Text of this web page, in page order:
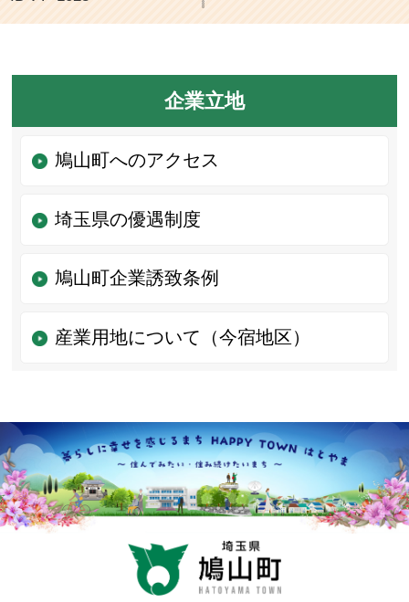
企業立地
鳩山町へのアクセス
埼玉県の優遇制度
鳩山町企業誘致条例
産業用地について（今宿地区）